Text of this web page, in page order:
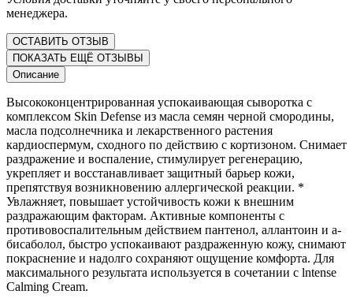
менеджера.
ОСТАВИТЬ ОТЗЫВ
ПОКАЗАТЬ ЕЩЁ ОТЗЫВЫ
Описание
Высококонцентрированная успокаивающая сыворотка с
комплексом Skin Defense из масла семян черной смородины,
масла подсолнечника и лекарственного растения
кардиоспермум, сходного по действию с кортизоном. Снимает
раздражение и воспаление, стимулирует регенерацию,
укрепляет и восстанавливает защитный барьер кожи,
препятствуя возникновению аллергической реакции. *
Увлажняет, повышает устойчивость кожи к внешним
раздражающим факторам. Активные компоненты с
противовоспалительным действием пантенол, аллантоин и а-
бисаболол, быстро успокаивают раздраженную кожу, снимают
покраснение и надолго сохраняют ощущение комфорта. Для
максимального результата используется в сочетании с lntense
Calming Cream.